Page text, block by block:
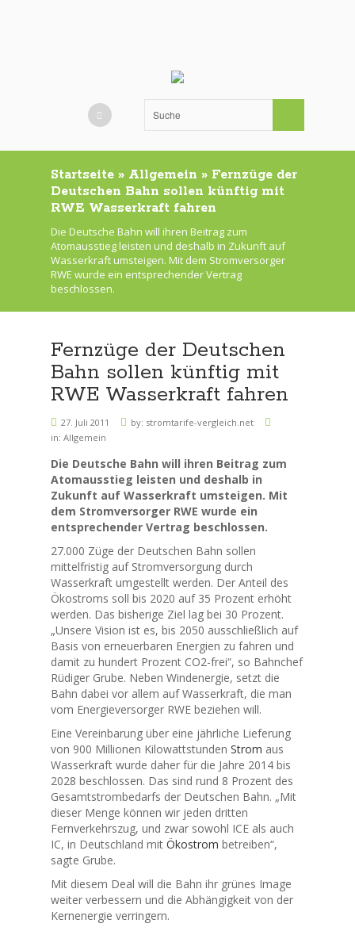
Startseite » Allgemein » Fernzüge der
Deutschen Bahn sollen künftig mit
RWE Wasserkraft fahren
Die Deutsche Bahn will ihren Beitrag zum
Atomausstieg leisten und deshalb in Zukunft auf
Wasserkraft umsteigen. Mit dem Stromversorger
RWE wurde ein entsprechender Vertrag
beschlossen.
Fernzüge der Deutschen
Bahn sollen künftig mit
RWE Wasserkraft fahren
27. Juli 2011 by: stromtarife-vergleich.net
in: Allgemein
Die Deutsche Bahn will ihren Beitrag zum
Atomausstieg leisten und deshalb in
Zukunft auf Wasserkraft umsteigen. Mit
dem Stromversorger RWE wurde ein
entsprechender Vertrag beschlossen.
27.000 Züge der Deutschen Bahn sollen
mittelfristig auf Stromversorgung durch
Wasserkraft umgestellt werden. Der Anteil des
Ökostroms soll bis 2020 auf 35 Prozent erhöht
werden. Das bisherige Ziel lag bei 30 Prozent.
„Unsere Vision ist es, bis 2050 ausschließlich auf
Basis von erneuerbaren Energien zu fahren und
damit zu hundert Prozent CO2-frei“, so Bahnchef
Rüdiger Grube. Neben Windenergie, setzt die
Bahn dabei vor allem auf Wasserkraft, die man
vom Energieversorger RWE beziehen will.
Eine Vereinbarung über eine jährliche Lieferung
von 900 Millionen Kilowattstunden Strom aus
Wasserkraft wurde daher für die Jahre 2014 bis
2028 beschlossen. Das sind rund 8 Prozent des
Gesamtstrombedarfs der Deutschen Bahn. „Mit
dieser Menge können wir jeden dritten
Fernverkehrszug, und zwar sowohl ICE als auch
IC, in Deutschland mit Ökostrom betreiben“,
sagte Grube.
Mit diesem Deal will die Bahn ihr grünes Image
weiter verbessern und die Abhängigkeit von der
Kernenergie verringern.